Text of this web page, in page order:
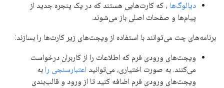
دیالوگ‌ها ، که کارت‌هایی هستند که در یک پنجره جدید از
پیام‌ها و صفحات اصلی باز می‌شوند.
برنامه‌های چت می‌توانند با استفاده از ویجت‌های زیر کارت‌ها را بسازند:
ویجت‌های ورودی فرم که اطلاعات را از کاربران درخواست
می‌کنند. به صورت اختیاری، می‌توانید اعتبارسنجی را به
ویجت‌های ورودی فرم اضافه کنید تا از ورود و قالب‌بندی